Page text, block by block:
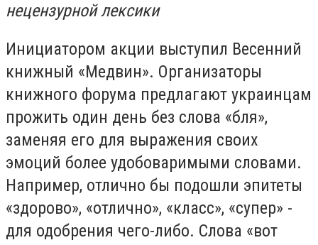
нецензурной лексики
Инициатором акции выступил Весенний
книжный «Медвин». Организаторы
книжного форума предлагают украинцам
прожить один день без слова «бля»,
заменяя его для выражения своих
эмоций более удобоваримыми словами.
Например, отлично бы подошли эпитеты
«здорово», «отлично», «класс», «супер» -
для одобрения чего-либо. Слова «вот